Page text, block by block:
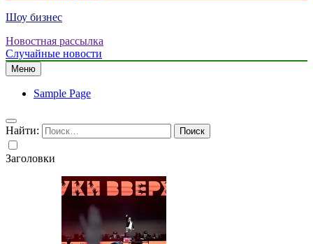
Шоу бизнес
Новостная рассылка
Случайные новости
Меню
Sample Page
Найти:
Заголовки